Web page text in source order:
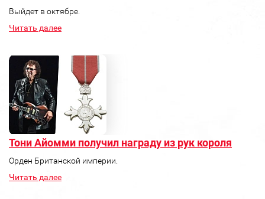
Выйдет в октябре.
Читать далее
Тони Айомми получил награду из рук короля
Орден Британской империи.
Читать далее